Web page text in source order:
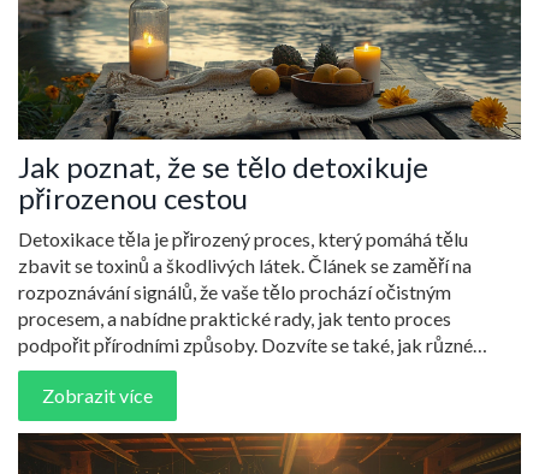
Jak poznat, že se tělo detoxikuje
přirozenou cestou
Detoxikace těla je přirozený proces, který pomáhá tělu
zbavit se toxinů a škodlivých látek. Článek se zaměří na
rozpoznávání signálů, že vaše tělo prochází očistným
procesem, a nabídne praktické rady, jak tento proces
podpořit přírodními způsoby. Dozvíte se také, jak různé
příznaky mohou ukazovat na to, že tělo se čistí, a jaké změny
v životním stylu mohou mít pozitivní vliv na detoxikaci
organismu.
Zobrazit více